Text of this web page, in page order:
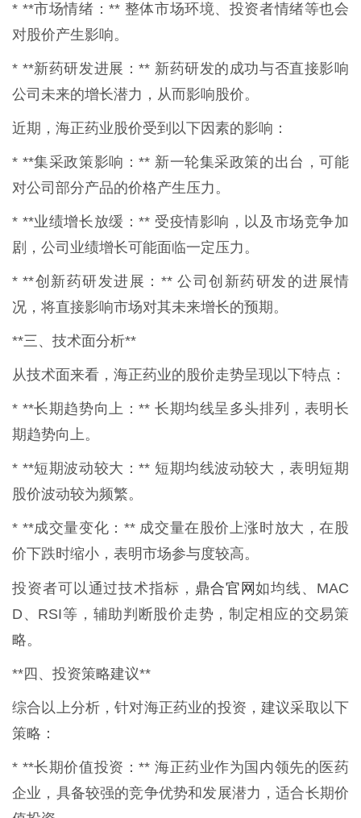
* **市场情绪：** 整体市场环境、投资者情绪等也会
对股价产生影响。
* **新药研发进展：** 新药研发的成功与否直接影响
公司未来的增长潜力，从而影响股价。
近期，海正药业股价受到以下因素的影响：
* **集采政策影响：** 新一轮集采政策的出台，可能
对公司部分产品的价格产生压力。
* **业绩增长放缓：** 受疫情影响，以及市场竞争加
剧，公司业绩增长可能面临一定压力。
* **创新药研发进展：** 公司创新药研发的进展情
况，将直接影响市场对其未来增长的预期。
**三、技术面分析**
从技术面来看，海正药业的股价走势呈现以下特点：
* **长期趋势向上：** 长期均线呈多头排列，表明长
期趋势向上。
* **短期波动较大：** 短期均线波动较大，表明短期
股价波动较为频繁。
* **成交量变化：** 成交量在股价上涨时放大，在股
价下跌时缩小，表明市场参与度较高。
投资者可以通过技术指标， 鼎合官网如均线、MAC
D、RSI等，辅助判断股价走势，制定相应的交易策
略。
**四、投资策略建议**
综合以上分析，针对海正药业的投资，建议采取以下
策略：
* **长期价值投资：** 海正药业作为国内领先的医药
企业，具备较强的竞争优势和发展潜力，适合长期价